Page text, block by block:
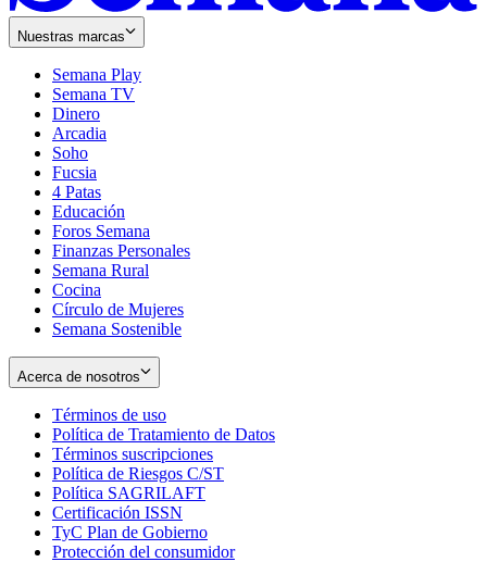
Nuestras marcas
Semana Play
Semana TV
Dinero
Arcadia
Soho
in
new
window
Fucsia
in
new
window
4 Patas
Educación
Foros Semana
Finanzas Personales
Semana Rural
Cocina
Círculo de Mujeres
Semana Sostenible
Acerca de nosotros
Términos de uso
in
new
window
Política de Tratamiento de Datos
Términos suscripciones
in
Política de Riesgos C/ST
Política SAGRILAFT
new
window
Certificación ISSN
in
new
TyC Plan de Gobierno
in
Protección del consumidorOpens